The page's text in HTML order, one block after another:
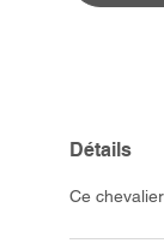
Détails
Ce